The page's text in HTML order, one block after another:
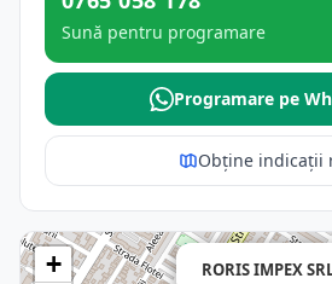
Sună pentru programare
Programare pe
Obține indicații
RORIS IMPEX
+